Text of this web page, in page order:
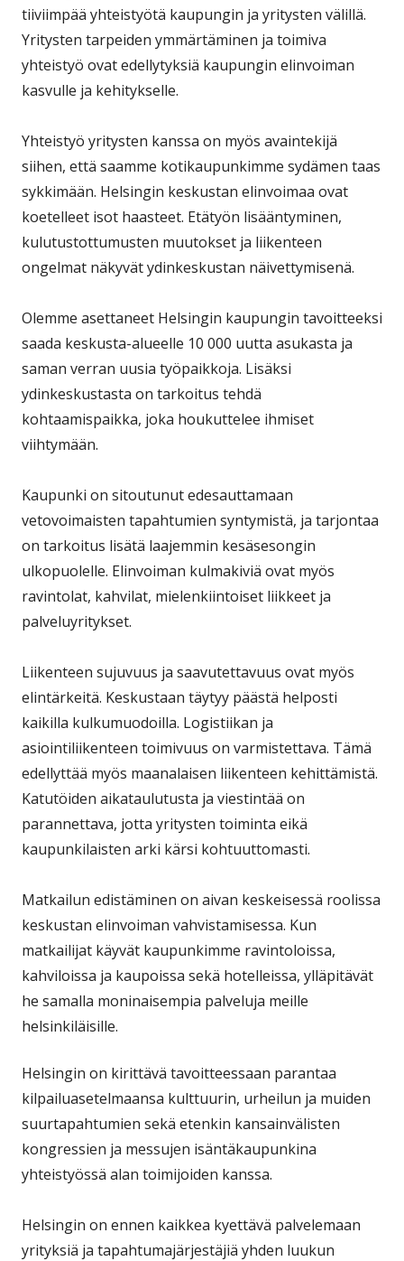
tiiviimpää yhteistyötä kaupungin ja yritysten välillä.
Yritysten tarpeiden ymmärtäminen ja toimiva
yhteistyö ovat edellytyksiä kaupungin elinvoiman
kasvulle ja kehitykselle.
Yhteistyö yritysten kanssa on myös avaintekijä
siihen, että saamme kotikaupunkimme sydämen taas
sykkimään. Helsingin keskustan elinvoimaa ovat
koetelleet isot haasteet. Etätyön lisääntyminen,
kulutustottumusten muutokset ja liikenteen
ongelmat näkyvät ydinkeskustan näivettymisenä.
Olemme asettaneet Helsingin kaupungin tavoitteeksi
saada keskusta-alueelle 10 000 uutta asukasta ja
saman verran uusia työpaikkoja. Lisäksi
ydinkeskustasta on tarkoitus tehdä
kohtaamispaikka, joka houkuttelee ihmiset
viihtymään.
Kaupunki on sitoutunut edesauttamaan
vetovoimaisten tapahtumien syntymistä, ja tarjontaa
on tarkoitus lisätä laajemmin kesäsesongin
ulkopuolelle. Elinvoiman kulmakiviä ovat myös
ravintolat, kahvilat, mielenkiintoiset liikkeet ja
palveluyritykset.
Liikenteen sujuvuus ja saavutettavuus ovat myös
elintärkeitä. Keskustaan täytyy päästä helposti
kaikilla kulkumuodoilla. Logistiikan ja
asiointiliikenteen toimivuus on varmistettava. Tämä
edellyttää myös maanalaisen liikenteen kehittämistä.
Katutöiden aikataulutusta ja viestintää on
parannettava, jotta yritysten toiminta eikä
kaupunkilaisten arki kärsi kohtuuttomasti.
Matkailun edistäminen on aivan keskeisessä roolissa
keskustan elinvoiman vahvistamisessa. Kun
matkailijat käyvät kaupunkimme ravintoloissa,
kahviloissa ja kaupoissa sekä hotelleissa, ylläpitävät
he samalla moninaisempia palveluja meille
helsinkiläisille.
Helsingin on kirittävä tavoitteessaan parantaa
kilpailuasetelmaansa kulttuurin, urheilun ja muiden
suurtapahtumien sekä etenkin kansainvälisten
kongressien ja messujen isäntäkaupunkina
yhteistyössä alan toimijoiden kanssa.
Helsingin on ennen kaikkea kyettävä palvelemaan
yrityksiä ja tapahtumajärjestäjiä yhden luukun